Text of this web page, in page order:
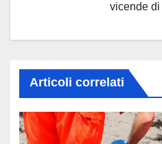
vicende di
Articoli correlati